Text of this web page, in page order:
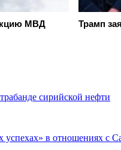
МВД
Трамп
сирийской нефти
успехах» в отношениях с